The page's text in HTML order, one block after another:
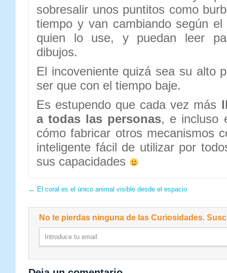
sobresalir unos puntitos como
tiempo y van cambiando según
quien lo use, y puedan leer
dibujos.
El incoveniente quizá sea su alto
ser que con el tiempo baje.
Es estupendo que cada vez más
a todas las personas, e incluso
cómo fabricar otros mecanismos
inteligente fácil de utilizar por
sus capacidades
← El coral es el único animal visible desde el espacio
No te pierdas ninguna de las Curiosidades.